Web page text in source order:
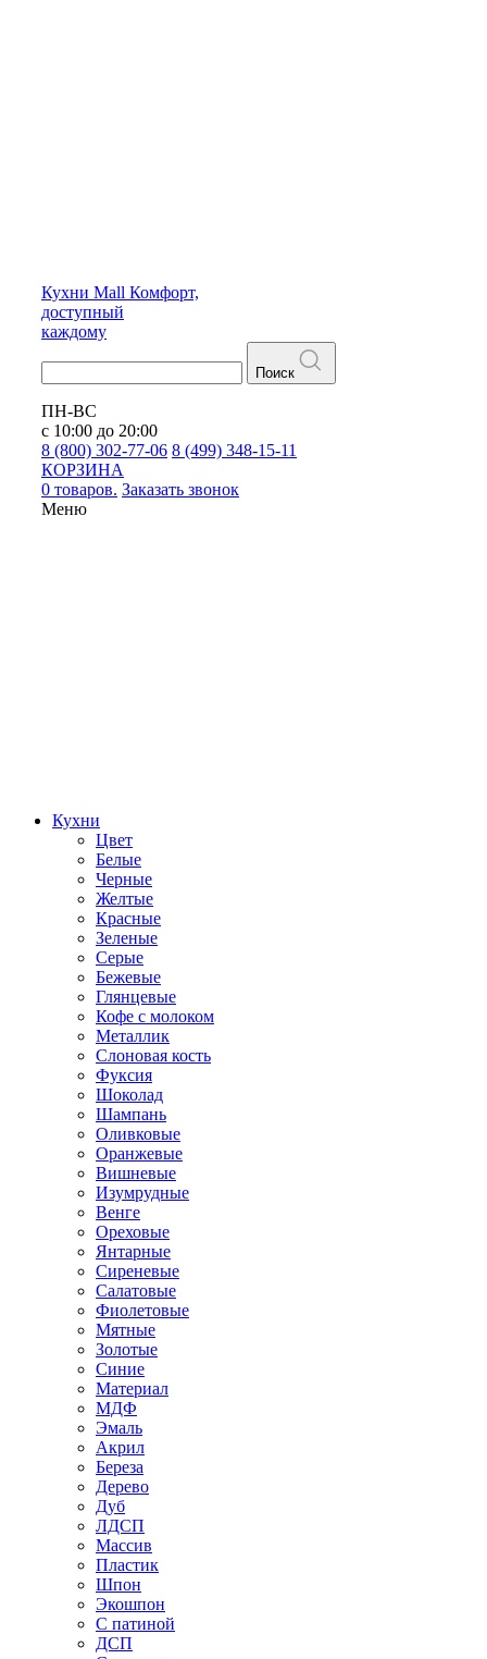
Кухни Mall Комфорт,
доступный
каждому
Поиск
ПН-ВС
с 10:00 до 20:00
8 (800) 302-77-06 8 (499) 348-15-11
КОРЗИНА
0 товаров. Заказать звонок
Меню
Кухни
Цвет
Белые
Черные
Желтые
Красные
Зеленые
Серые
Бежевые
Глянцевые
Кофе с молоком
Металлик
Слоновая кость
Фуксия
Шоколад
Шампань
Оливковые
Оранжевые
Вишневые
Изумрудные
Венге
Ореховые
Янтарные
Сиреневые
Салатовые
Фиолетовые
Мятные
Золотые
Синие
Материал
МДФ
Эмаль
Акрил
Береза
Дерево
Дуб
ЛДСП
Массив
Пластик
Шпон
Экошпон
С патиной
ДСП